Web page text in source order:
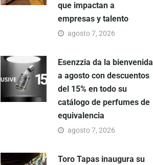
que impactan a
empresas y talento
agosto 7, 2026
Esenzzia da la bienvenida
a agosto con descuentos
del 15% en todo su
catálogo de perfumes de
equivalencia
agosto 7, 2026
Toro Tapas inaugura su